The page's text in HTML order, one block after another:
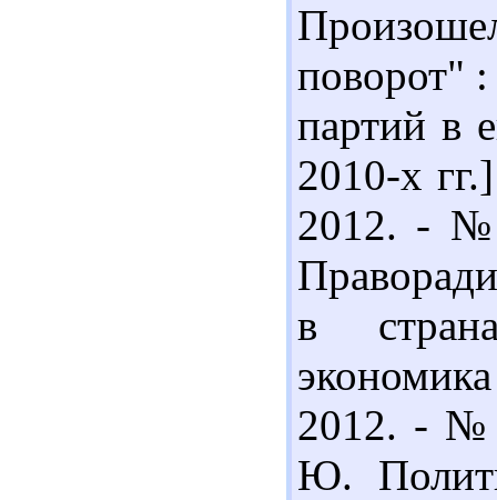
поворот"
партий в
2010-х
2012. - №
в
2012. - №
Ю.